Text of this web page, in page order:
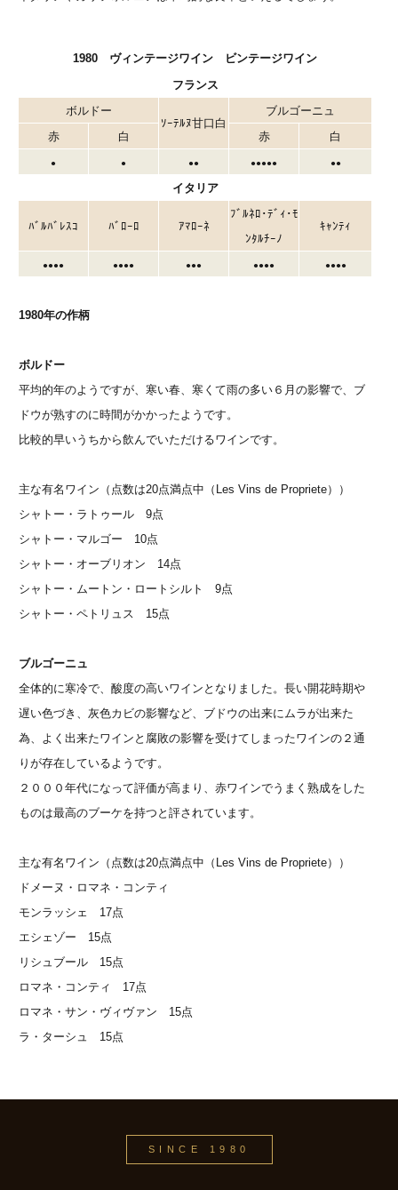
1980 ヴィンテージワイン ビンテージワイン
フランス
ボルドー
ｿｰﾃﾙﾇ甘口白
ブルゴーニュ
赤
白 赤 白
● ● ●● ●●●●● ●●
イタリア
ﾊﾞﾙﾊﾞﾚｽｺ ﾊﾞﾛｰﾛ ｱﾏﾛｰﾈ
ﾌﾞﾙﾈﾛ･ﾃﾞｨ･ﾓ
ﾝﾀﾙﾁｰﾉ
ｷｬﾝﾃｨ
●●●● ●●●● ●●● ●●●● ●●●●
1980年の作柄
ボルドー
平均的年のようですが、寒い春、寒くて雨の多い６月の影響で、ブ
ドウが熟すのに時間がかかったようです。
比較的早いうちから飲んでいただけるワインです。
主な有名ワイン（点数は20点満点中（Les Vins de Propriete））
シャトー・ラトゥール 9点
シャトー・マルゴー 10点
シャトー・オーブリオン 14点
シャトー・ムートン・ロートシルト 9点
シャトー・ペトリュス 15点
ブルゴーニュ
全体的に寒冷で、酸度の高いワインとなりました。長い開花時期や
遅い色づき、灰色カビの影響など、ブドウの出来にムラが出来た
為、よく出来たワインと腐敗の影響を受けてしまったワインの２通
りが存在しているようです。
２０００年代になって評価が高まり、赤ワインでうまく熟成をした
ものは最高のブーケを持つと評されています。
主な有名ワイン（点数は20点満点中（Les Vins de Propriete））
ドメーヌ・ロマネ・コンティ
モンラッシェ 17点
エシェゾー 15点
リシュブール 15点
ロマネ・コンティ 17点
ロマネ・サン・ヴィヴァン 15点
ラ・ターシュ 15点
SINCE 1980